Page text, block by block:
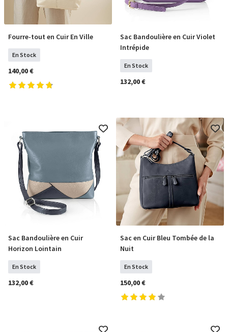
COMMANDER
Fourre-tout en Cuir En Ville
En Stock
140,00 €
COMMANDER
Sac Bandoulière en Cuir Violet
Intrépide
En Stock
132,00 €
COMMANDER
Sac Bandoulière en Cuir
Horizon Lointain
En Stock
132,00 €
COMMANDER
Sac en Cuir Bleu Tombée de la
Nuit
En Stock
150,00 €